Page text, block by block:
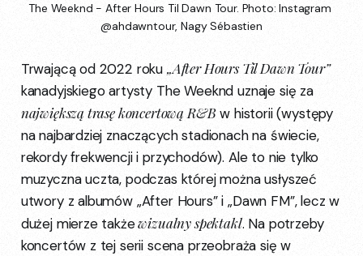
The Weeknd - After Hours Til Dawn Tour. Photo: Instagram
@ahdawntour, Nagy Sébastien
Trwającą od 2022 roku „After Hours Til Dawn Tour”
kanadyjskiego artysty The Weeknd uznaje się za
największą trasę koncertową R&Bw historii (występy
na najbardziej znaczących stadionach na świecie,
rekordy frekwencji i przychodów). Ale to nie tylko
muzyczna uczta, podczas której można usłyszeć
utwory z albumów „After Hours” i „Dawn FM”, lecz w
dużej mierze takżewizualny spektakl. Na potrzeby
koncertów z tej serii scena przeobraża się w